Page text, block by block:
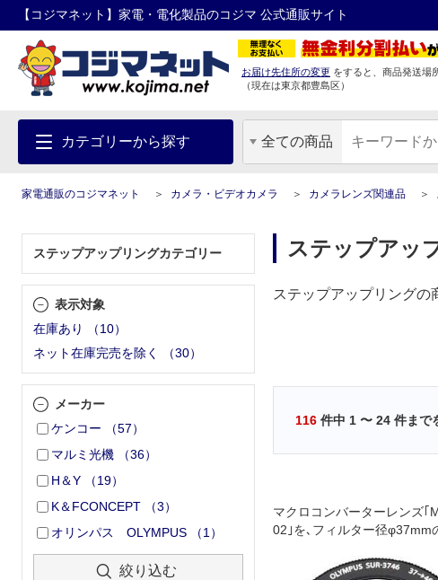
【コジマネット】家電・電化製品のコジマ 公式通販サイト
お届け先住所の変更 をすると、商品発送場
（現在は東京都豊島区）
カテゴリーから探す 全ての商品
家電通販のコジマネット カメラ・ビデオカメラ カメラレンズ関連品
ステップアップリングカテゴリー
表示対象
在庫あり
（10）
ネット在庫完売を除く
（30）
メーカー
ケンコー
（57）
マルミ光機
（36）
H＆Y
（19）
K＆FCONCEPT
（3）
オリンパス OLYMPUS
（1 ）
絞り込む
ステップアッ
ステップアップリングの
116 件中 1 〜 24 件まで
マクロコンバーターレンズ｢
02｣を､フィルター径φ37mm